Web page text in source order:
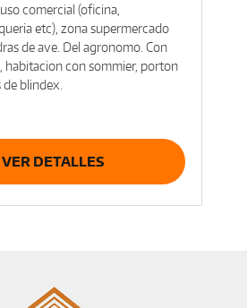
comercial (oficina,
etc), zona supermercado
de ave. Del agronomo. Con
habitacion con sommier, porton
blindex.
VER DETALLES